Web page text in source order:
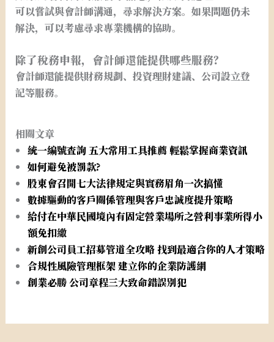
可以嘗試與會計師溝通，尋求解決方案。如果問題仍未
解決，可以考慮尋求專業機構的協助。
除了稅務申報，會計師還能提供哪些服務？
會計師還能提供財務規劃、投資理財建議、公司設立登
記等服務。
相關文章
統一編號查詢 五大常用工具推薦 輕鬆掌握商業資訊
如何避免被罰款?
股東會召開七大法律規定與實務眉角一次搞懂
數據驅動的客戶關係管理與客戶忠誠度提升策略
給付在中華民國境內有固定營業場所之營利事業所得小
額免扣繳
新創公司員工招募管道全攻略 找到最適合你的人才策略
合規性風險管理框架 建立你的企業防護網
創業必勝 公司章程三大致命錯誤別犯